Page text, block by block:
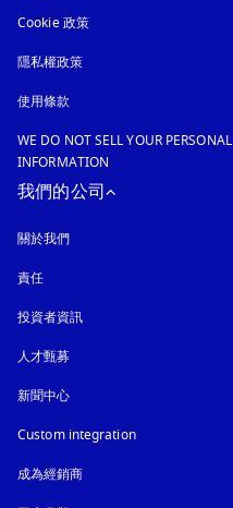
Cookie 政策以新標籤頁開啟
隱私權政策
使用條款
WE DO NOT SELL YOUR PERSONAL
INFORMATION
我們的公司
關於我們
責任
投資者資訊
人才甄募
新聞中心
Custom integration
成為經銷商